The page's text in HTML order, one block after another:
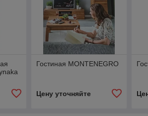
Гостиная MONTENEGRO
Цену уточняйте